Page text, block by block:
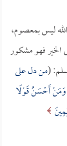
ليس بمعصوم،
الخير فهو مشكور
(من دل على
وَمَنْ أَحْسَنُ قَوْلًا